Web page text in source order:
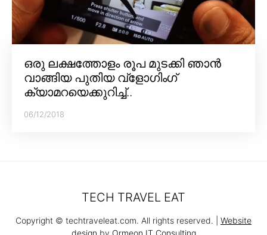
ഒരു ലക്ഷത്തോളം രൂപ മുടക്കി ഞാൻ
വാങ്ങിയ പുതിയ വ്‌ളോഗിംഗ്
ക്യാമറയെക്കുറിച്ച്..
06/12/2018
TECH TRAVEL EAT
Copyright © techtraveleat.com. All rights reserved. | Website
design by Ormeon IT Consulting